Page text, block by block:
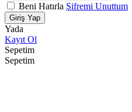
Beni Hatırla Şifremi Unuttum
Giriş Yap
Yada
Kayıt Ol
Sepetim
Sepetim